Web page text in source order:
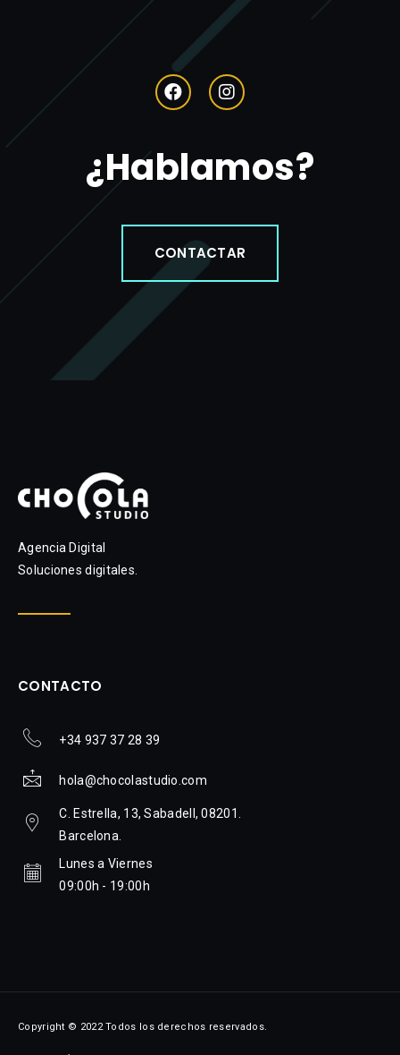
¿Hablamos?
CONTACTAR
Agencia Digital
Soluciones digitales.
CONTACTO
+34 937 37 28 39
hola@chocolastudio.com
C. Estrella, 13, Sabadell, 08201.
Barcelona.
Lunes a Viernes
09:00h - 19:00h
Copyright © 2022 Todos los derechos reservados.